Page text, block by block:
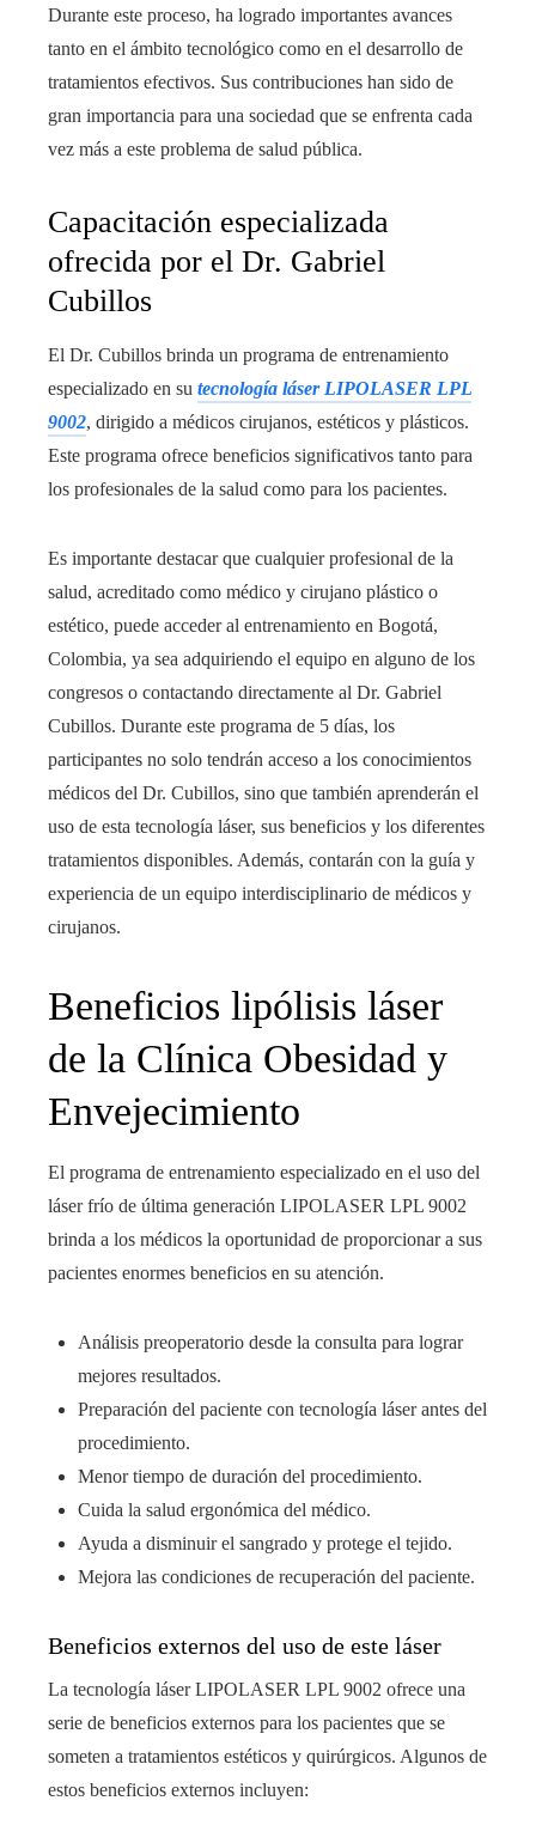
Durante este proceso, ha logrado importantes avances
tanto en el ámbito tecnológico como en el desarrollo de
tratamientos efectivos. Sus contribuciones han sido de
gran importancia para una sociedad que se enfrenta cada
vez más a este problema de salud pública.
Capacitación especializada
ofrecida por el Dr. Gabriel
Cubillos
El Dr. Cubillos brinda un programa de entrenamiento
especializado en su tecnología láser LIPOLASER LPL
9002, dirigido a médicos cirujanos, estéticos y plásticos.
Este programa ofrece beneficios significativos tanto para
los profesionales de la salud como para los pacientes.
Es importante destacar que cualquier profesional de la
salud, acreditado como médico y cirujano plástico o
estético, puede acceder al entrenamiento en Bogotá,
Colombia, ya sea adquiriendo el equipo en alguno de los
congresos o contactando directamente al Dr. Gabriel
Cubillos. Durante este programa de 5 días, los
participantes no solo tendrán acceso a los conocimientos
médicos del Dr. Cubillos, sino que también aprenderán el
uso de esta tecnología láser, sus beneficios y los diferentes
tratamientos disponibles. Además, contarán con la guía y
experiencia de un equipo interdisciplinario de médicos y
cirujanos.
Beneficios lipólisis láser
de la Clínica Obesidad y
Envejecimiento
El programa de entrenamiento especializado en el uso del
láser frío de última generación LIPOLASER LPL 9002
brinda a los médicos la oportunidad de proporcionar a sus
pacientes enormes beneficios en su atención.
Análisis preoperatorio desde la consulta para lograr
mejores resultados.
Preparación del paciente con tecnología láser antes del
procedimiento.
Menor tiempo de duración del procedimiento.
Cuida la salud ergonómica del médico.
Ayuda a disminuir el sangrado y protege el tejido.
Mejora las condiciones de recuperación del paciente.
Beneficios externos del uso de este láser
La tecnología láser LIPOLASER LPL 9002 ofrece una
serie de beneficios externos para los pacientes que se
someten a tratamientos estéticos y quirúrgicos. Algunos de
estos beneficios externos incluyen: